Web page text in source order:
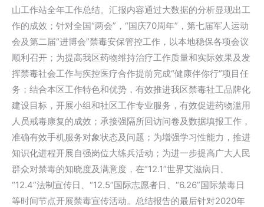
山工作站全年工作总结。汇报内容通过大数据的分析显现出工
作的成效；针对全国“两会”，“国庆70周年”，第七届军人运动
会及第二届“进博会”禁毒安保管控工作，以本地稳保各项会议
顺利召开；为提高我区药物维持治疗工作质量和实际效果及发
挥禁毒社会工作与疾控医疗合作提前完成“健康伴你行”项目任
务；结合本区工作特色和优势，有效推进我区禁毒社工品牌化
建设目标，开展小组和社区工作专业服务，有效促进药物滥用
人员戒毒康复的成效；承接强隔所回访问卷及数据填报工作，
准确有效手机服务对象状态及问题；为增强学习性能力，推进
知识化进程开展自强岗位大练兵活动；为进一步提高广大人民
群众对禁毒的知晓度及满意度，在“12.1”世界艾滋病日、
“12.4”法制宣传日、“12.5”国际志愿者日、“6.26”国际禁毒日
等时间节点开展禁毒宣传活动。总结报告的最后针对2020年